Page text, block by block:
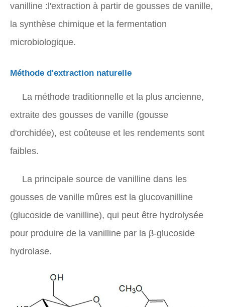
vanilline :l'extraction à partir de gousses de vanille,
la synthèse chimique et la fermentation
microbiologique.
Méthode d'extraction naturelle
La méthode traditionnelle et la plus ancienne,
extraite des gousses de vanille (gousse
d'orchidée), est coûteuse et les rendements sont
faibles.
La principale source de vanilline dans les
gousses de vanille mûres est la glucovanilline
(glucoside de vanilline), qui peut être hydrolysée
pour produire de la vanilline par la β-glucoside
hydrolase.